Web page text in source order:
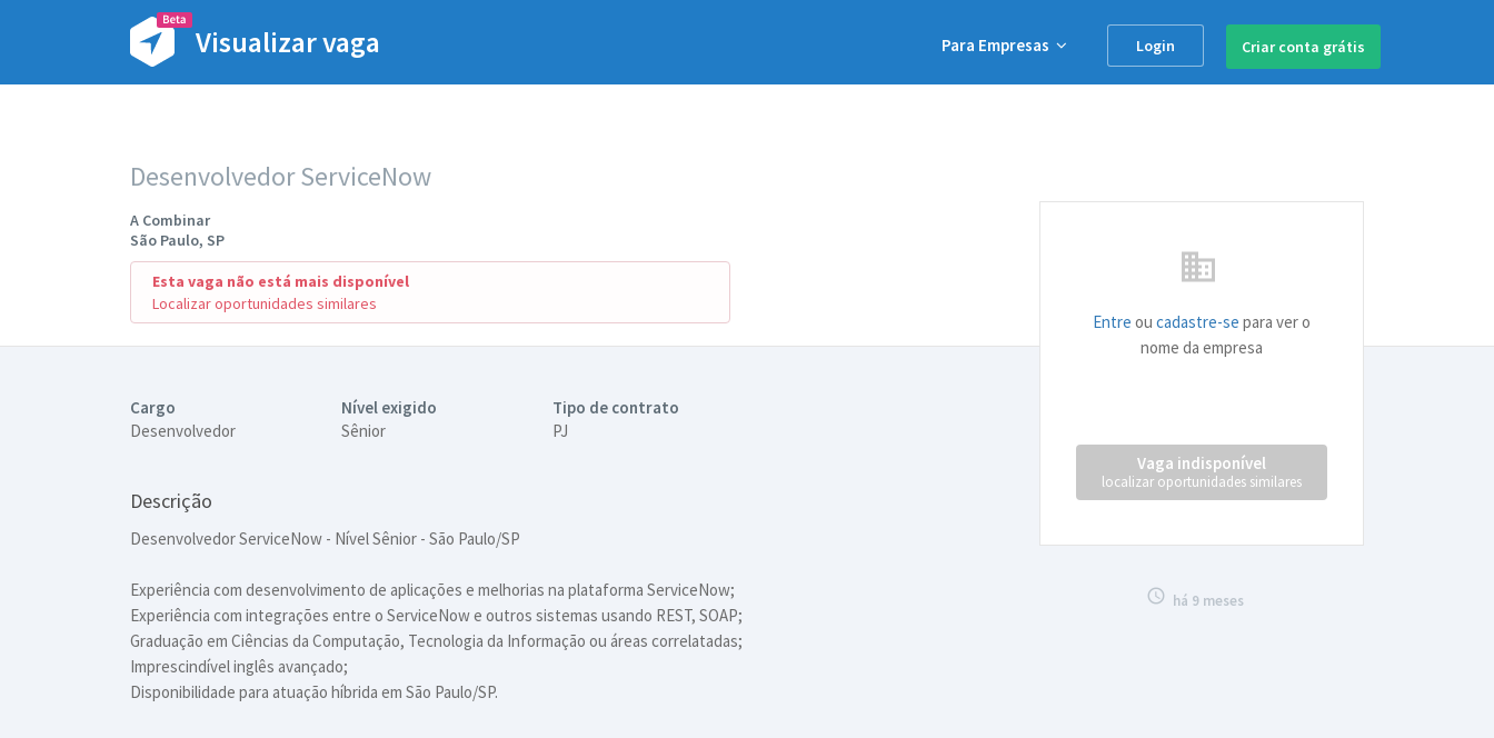
Visualizar vaga Para Empresas Login Criar conta grátis
Desenvolvedor ServiceNow
A Combinar
São Paulo, SP
Esta vaga não está mais disponível
Localizar oportunidades similares
Cargo
Desenvolvedor
Nível exigido
Sênior
Tipo de contrato
PJ
Descrição
Desenvolvedor ServiceNow - Nível Sênior - São Paulo/SP
Experiência com desenvolvimento de aplicações e melhorias na plataforma ServiceNow;
Experiência com integrações entre o ServiceNow e outros sistemas usando REST, SOAP;
Graduação em Ciências da Computação, Tecnologia da Informação ou áreas correlatadas;
Imprescindível inglês avançado;
Disponibilidade para atuação híbrida em São Paulo/SP.
business
Entre oucadastre-se para ver o
nome da empresa
Vaga indisponível
localizar oportunidades similares
 há 9 meses